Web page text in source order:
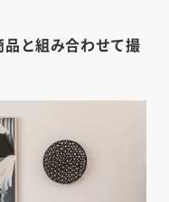
と組み合わせて撮